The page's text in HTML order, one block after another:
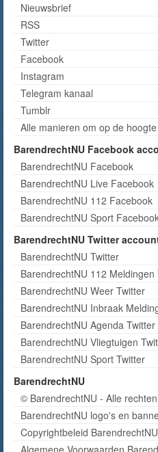
Nieuwsbrief
RSS
Twitter
Facebook
Instagram
Telegram kanaal
Tumblr
Alle manieren om op de
BarendrechtNU Facebook
BarendrechtNU Facebook
BarendrechtNU Live Facebook
BarendrechtNU 112 Facebook
BarendrechtNU Sport
BarendrechtNU Twitter
BarendrechtNU Twitter
BarendrechtNU 112 Meldingen
BarendrechtNU Weer Twitter
BarendrechtNU Inbraak
BarendrechtNU Agenda Twitter
BarendrechtNU Vliegtuigen
BarendrechtNU Sport Twitter
BarendrechtNU
© BarendrechtNU - Alle
BarendrechtNU logo's en
Copyrightbeleid BarendrechtNU
Algemene Voorwaarden